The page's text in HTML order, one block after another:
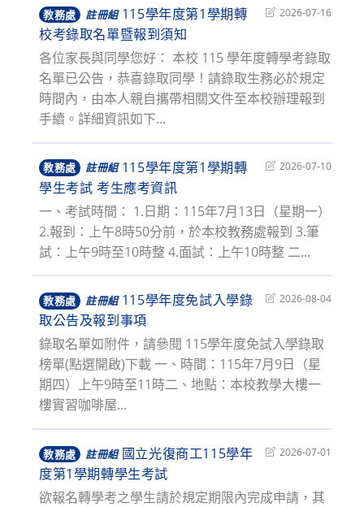
教務處 註冊組 115學年度第1學期轉
校考錄取名單暨報到須知
Post
modified:
2026-07-16
各位家長與同學您好： 本校 115 學年度轉學考錄取
名單已公告，恭喜錄取同學！請錄取生務必於規定
時間內，由本人親自攜帶相關文件至本校辦理報到
手續。詳細資訊如下...
教務處 註冊組 115學年度第1學期轉
學生考試 考生應考資訊
Post
modified:
2026-07-10
一、考試時間： 1.日期：115年7月13日（星期一）
2.報到：上午8時50分前，於本校教務處報到 3.筆
試：上午9時至10時整 4.面試：上午10時整 二...
教務處 註冊組 115學年度免試入學錄
取公告及報到事項
Post
modified:
2026-08-04
錄取名單如附件，請參閱 115學年度免試入學錄取
榜單(點選開啟)下載 一、時間：115年7月9日（星
期四）上午9時至11時二、地點：本校教學大樓一
樓實習咖啡屋...
教務處 註冊組 國立光復商工115學年
度第1學期轉學生考試
Post
modified:
2026-07-01
欲報名轉學考之學生請於規定期限內完成申請，其